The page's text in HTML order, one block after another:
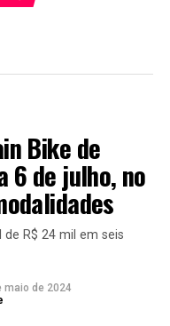
Bike de
6 de julho, no
R$ 24 mil em seis
maio de 2024